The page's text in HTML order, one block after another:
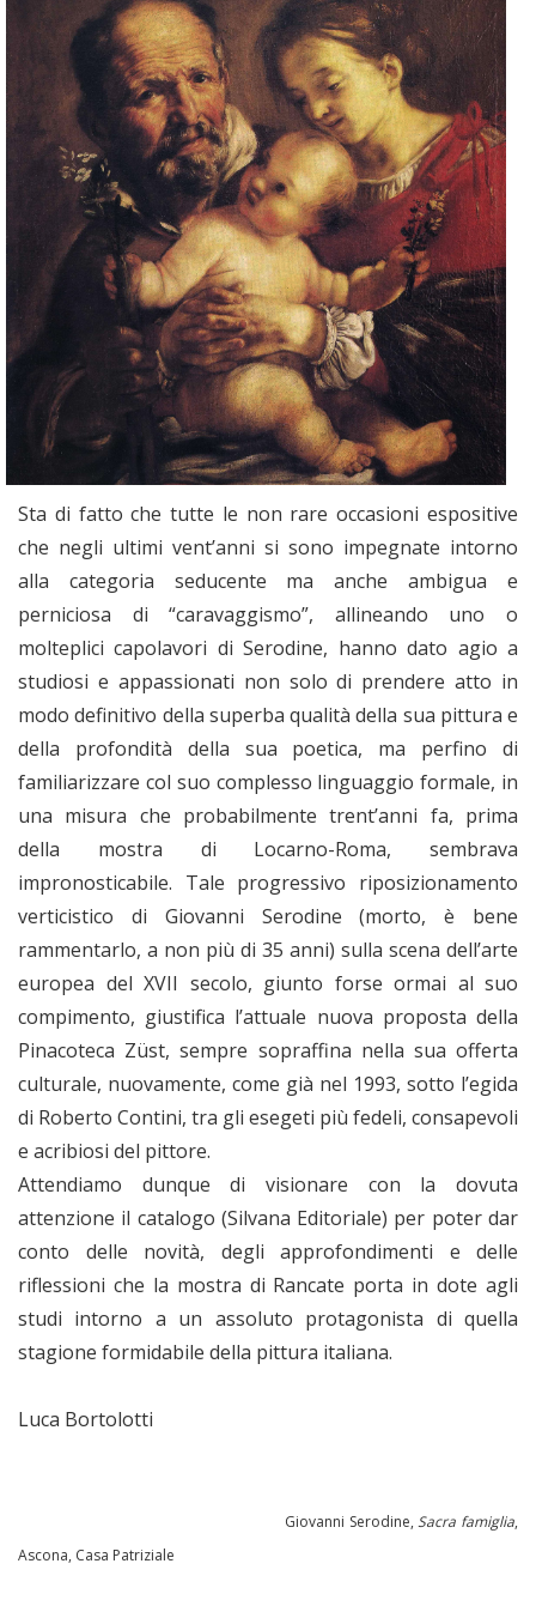
Sta di fatto che tutte le non rare occasioni espositive
che negli ultimi vent’anni si sono impegnate intorno
alla categoria seducente ma anche ambigua e
perniciosa di “caravaggismo”, allineando uno o
molteplici capolavori di Serodine, hanno dato agio a
studiosi e appassionati non solo di prendere atto in
modo definitivo della superba qualità della sua pittura e
della profondità della sua poetica, ma perfino di
familiarizzare col suo complesso linguaggio formale, in
una misura che probabilmente trent’anni fa, prima
della mostra di Locarno-Roma, sembrava
impronosticabile. Tale progressivo riposizionamento
verticistico di Giovanni Serodine (morto, è bene
rammentarlo, a non più di 35 anni) sulla scena dell’arte
europea del XVII secolo, giunto forse ormai al suo
compimento, giustifica l’attuale nuova proposta della
Pinacoteca Züst, sempre sopraffina nella sua offerta
culturale, nuovamente, come già nel 1993, sotto l’egida
di Roberto Contini, tra gli esegeti più fedeli, consapevoli
e acribiosi del pittore.
Attendiamo dunque di visionare con la dovuta
attenzione il catalogo (Silvana Editoriale) per poter dar
conto delle novità, degli approfondimenti e delle
riflessioni che la mostra di Rancate porta in dote agli
studi intorno a un assoluto protagonista di quella
stagione formidabile della pittura italiana.
Luca Bortolotti
Giovanni Serodine,Sacra famiglia,
Ascona, Casa Patriziale